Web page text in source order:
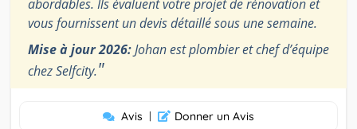
abordables. Ils évaluent votre projet de rénovation et
vous fournissent un devis détaillé sous une semaine.
Mise à jour 2026:Johan est plombier et chef d’équipe
chez Selfcity."
Avis | Donner un Avis